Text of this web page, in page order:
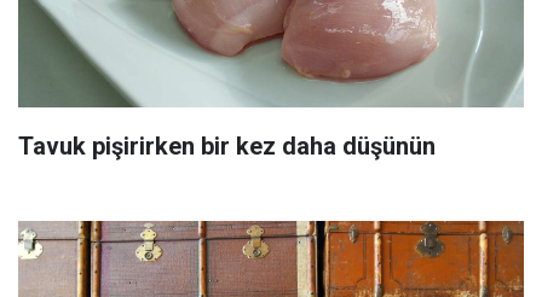
Tavuk pişirirken bir kez daha düşünün